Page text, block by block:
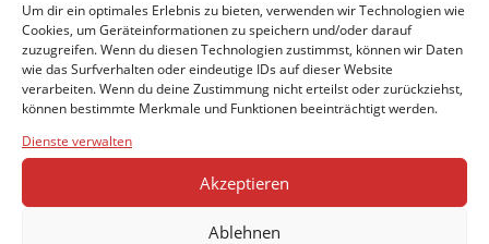
Um dir ein optimales Erlebnis zu bieten, verwenden wir Technologien wie
Cookies, um Geräteinformationen zu speichern und/oder darauf
zuzugreifen. Wenn du diesen Technologien zustimmst, können wir Daten
wie das Surfverhalten oder eindeutige IDs auf dieser Website
verarbeiten. Wenn du deine Zustimmung nicht erteilst oder zurückziehst,
können bestimmte Merkmale und Funktionen beeinträchtigt werden.
Dienste verwalten
Akzeptieren
Ablehnen